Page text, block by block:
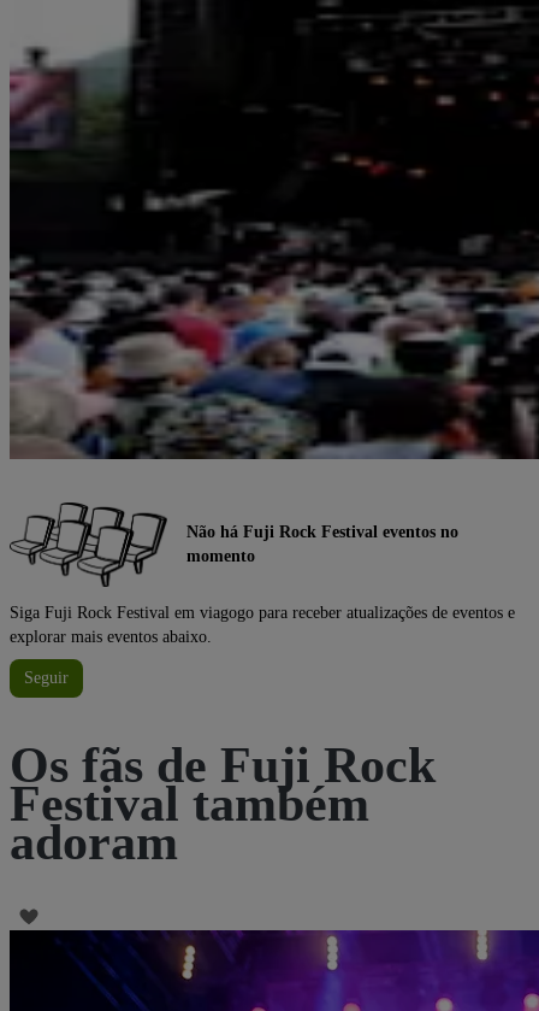
Não há Fuji Rock Festival eventos no
momento
Siga Fuji Rock Festival em viagogo para receber atualizações de eventos e
explorar mais eventos abaixo.
Seguir
Os fãs de Fuji Rock
Festival também
adoram